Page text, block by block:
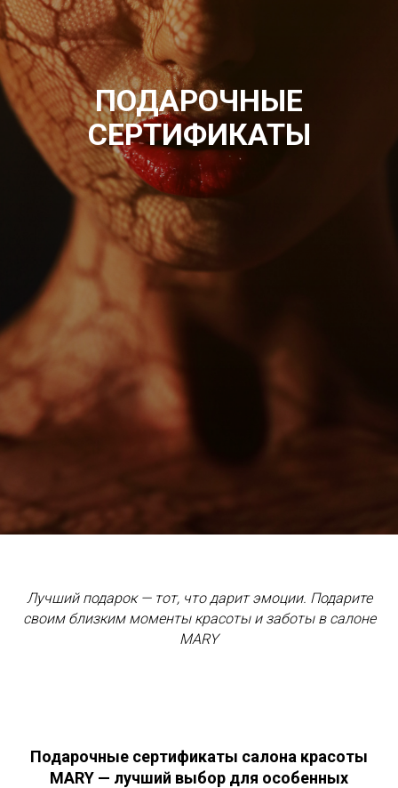
ПОДАРОЧНЫЕ
СЕРТИФИКАТЫ
Лучший подарок — тот, что дарит эмоции. Подарите
своим близким моменты красоты и заботы в салоне
MARY
Подарочные сертификаты салона красоты
MARY — лучший выбор для особенных